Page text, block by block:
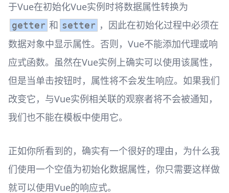
于Vue在初始化Vue实例时将数据属性转换为
getter 和 setter ，因此在初始化过程中必须在
数据对象中显示属性。否则，Vue不能添加代理或响
应式函数。虽然在Vue实例上确实可以使用该属性，
但是当单击按钮时，属性将不会发生响应。如果我们
改变它，与Vue实例相关联的观察者将不会被通知，
我们也不能在模板中使用它。
正如你所看到的，确实有一个很好的理由，为什么我
们使用一个空值为初始化数据属性，你只需要这样做
就可以使用Vue的响应式。